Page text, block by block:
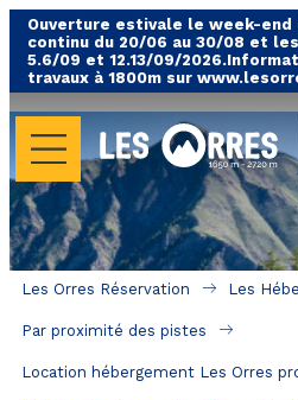
Ouverture estivale le week-end
continu du 20/06 au 30/08 et
5.6/09 et 12.13/09/
travaux à 1800m sur
LES
Toutes nos
Hébergements
Hébergements
A proximité des
Les Orres Réservation Les
Par proximité des pistes
Location hébergement Les Orres